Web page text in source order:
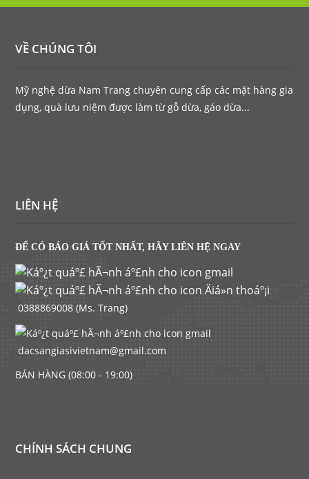
VỀ CHÚNG TÔI
Mỹ nghệ dừa Nam Trang chuyên cung cấp các mặt hàng gia
dụng, quà lưu niệm được làm từ gỗ dừa, gáo dừa...
LIÊN HỆ
ĐỂ CÓ BÁO GIÁ TỐT NHẤT, HÃY LIÊN HỆ NGAY
0388869008 (Ms. Trang)
dacsangiasivietnam@gmail.com
BÁN HÀNG (08:00 - 19:00)
CHÍNH SÁCH CHUNG